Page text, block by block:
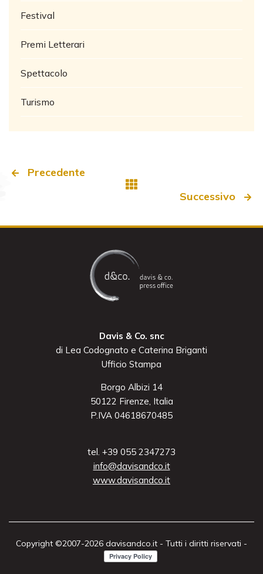
Festival
Premi Letterari
Spettacolo
Turismo
Precedente
Successivo
Davis & Co. snc
di Lea Codognato e Caterina Briganti
Ufficio Stampa
Borgo Albizi 14
50122 Firenze, Italia
P.IVA 04618670485
tel. +39 055 2347273
info@davisandco.it
www.davisandco.it
Copyright ©2007-2026 davisandco.it - Tutti i diritti riservati -